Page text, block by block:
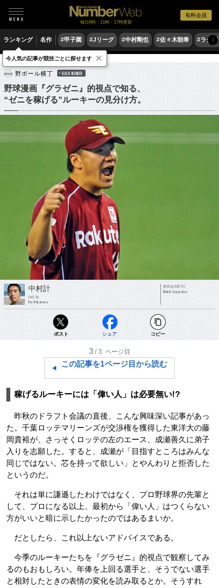
有料会員
毎日6時・11時・17時更新
ランキング 名作 #甲子園 #Jリーグ #中村剛也 #佐々木朗希 #ラグ〉
野球 プロ野球
野ボール横丁 BACK NUMBER
野球漫画『グラゼニ』的視点で知る、
“ゼニを稼げる”ルーキーの見分け方。
中村計
text by
Kei Nakamura
photograph by
Hideki Sugiyama
ポスト シェア コピー
3 /3 ページ目
この記事を1ページ目から読む
稼げるルーキーには「偉い人」は必要無い!?
昨秋のドラフト会議の直後、こんな興味深い記事があっ
た。千葉ロッテマリーンズが交渉権を獲得した東洋大の藤
岡貴裕が、さっそくロッテの左のエース、成瀬善久に弟子
入りを志願した。すると、成瀬が「目指すところはみんな
同じではない。芯を持って欲しい」とやんわりと拒否した
というのだ。
それは単に謙遜したわけではなく、プロ野球界の先輩と
して、プロになる以上、最初から「偉い人」はつくらない
方がいいと暗に示したかったのではあるまいか。
だとしたら、これ以上ないアドバイスである。
今季のルーキーたちを『グラゼニ』的視点で観察してみ
るのもおもしろい。年俸を上回る選手と、そうでない選手
と相対したときの表情の変化を読み取るとか。そうすれ
今人気の記事が競技ごとに探せます ×